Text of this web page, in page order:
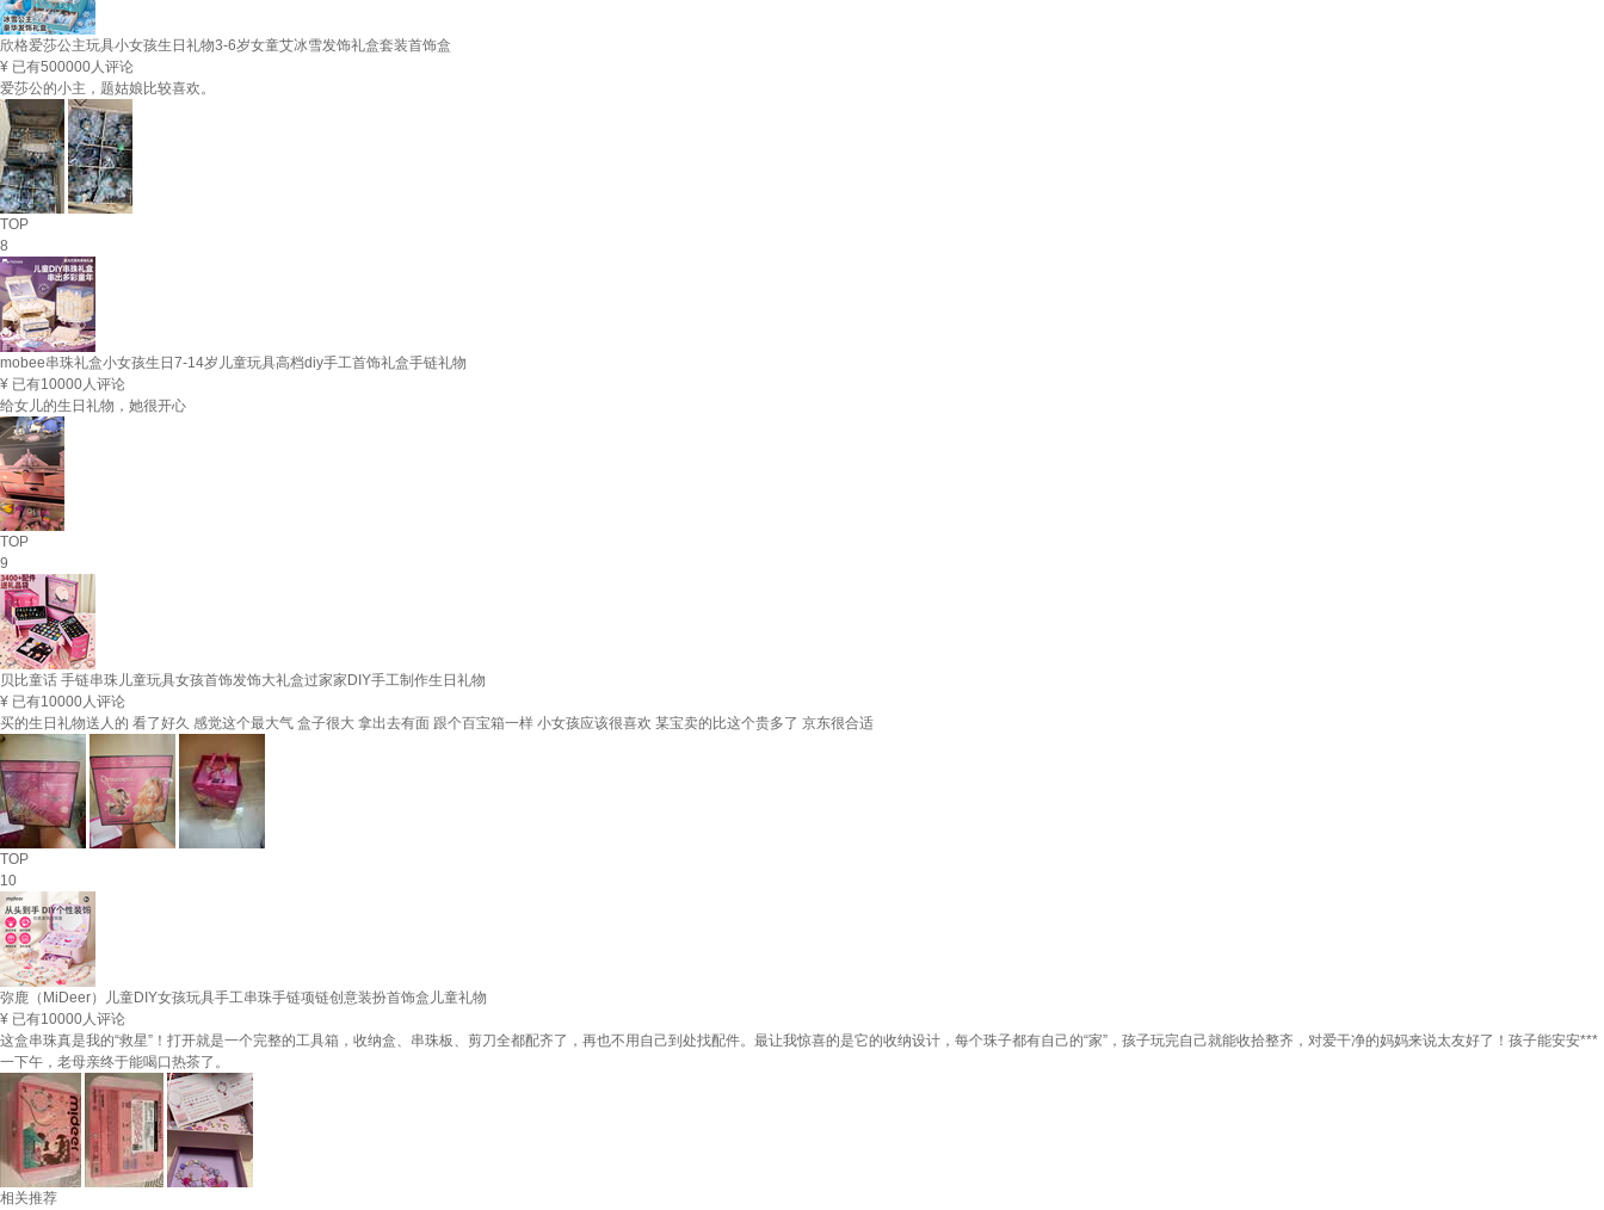
欣格爱莎公主玩具小女孩生日礼物3-6岁女童艾冰雪发饰礼盒套装首饰盒
¥ 已有500000人评论
爱莎公的小主，题姑娘比较喜欢。
TOP
8
mobee串珠礼盒小女孩生日7-14岁儿童玩具高档diy手工首饰礼盒手链礼物
¥ 已有10000人评论
给女儿的生日礼物，她很开心
TOP
9
贝比童话 手链串珠儿童玩具女孩首饰发饰大礼盒过家家DIY手工制作生日礼物
¥ 已有10000人评论
买的生日礼物送人的 看了好久 感觉这个最大气 盒子很大 拿出去有面 跟个百宝箱一样 小女孩应该很喜欢 某宝卖的比这个贵多了 京东很合适
TOP
10
弥鹿（MiDeer）儿童DIY女孩玩具手工串珠手链项链创意装扮首饰盒儿童礼物
¥ 已有10000人评论
这盒串珠真是我的“救星”！打开就是一个完整的工具箱，收纳盒、串珠板、剪刀全都配齐了，再也不用自己到处找配件。最让我惊喜的是它的收纳设计，每个珠子都有自己的“家”，孩子玩完自己就能收拾整齐，对爱干净的妈妈来说太友好了！孩子能安安***
一下午，老母亲终于能喝口热茶了。
相关推荐